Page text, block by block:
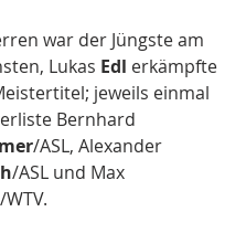
war der Jüngste am
Lukas Edl erkämpfte
jeweils einmal
Bernhard
/ASL, Alexander
/ASL und Max
/WTV.